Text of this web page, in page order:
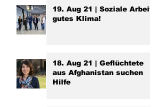
19. Aug 21 | Soziale Arbeit,
gutes Klima!
18. Aug 21 | Geflüchtete
aus Afghanistan suchen
Hilfe